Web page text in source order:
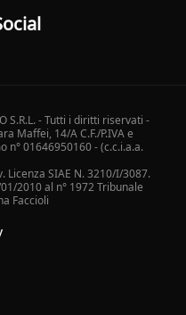
S.R.L. - Tutti i diritti riservati -
Maffei, 14/A C.F./P.IVA e
n° 01646950160 - (c.c.i.a.a.
Licenza SIAE N. 3210/I/3087.
2010 al n° 1972 Tribunale
Faccioli